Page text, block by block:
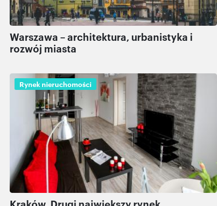
Warszawa – architektura, urbanistyka i
rozwój miasta
Rynek nieruchomości